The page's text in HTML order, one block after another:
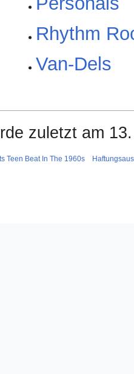
Rhythm
Van-Dels
zuletzt am
Teen Beat In The 1960s